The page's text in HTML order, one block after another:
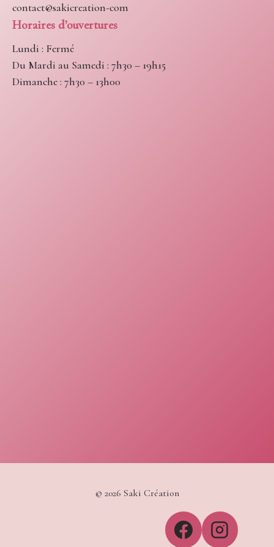
contact@sakicreation-com
Horaires d’ouvertures
Lundi : Fermé
Du Mardi au Samedi : 7h30 – 19h15
Dimanche : 7h30 – 13h00
© 2026 Saki Création